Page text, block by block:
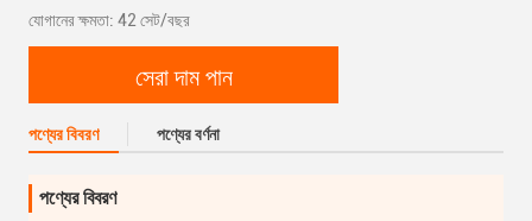
যোগানের ক্ষমতা: 42 সেট/বছর
সেরা দাম পান
পণ্যের বিবরণ পণ্যের বর্ণনা
পণ্যের বিবরণ